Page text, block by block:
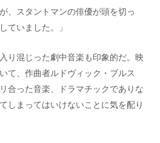
、スタントマンの俳優が頭を切っ
ていました。」
り混じった劇中音楽も印象的だ。映
て、作曲者ルドヴィック・ブルス
合った音楽、ドラマチックでありな
しまってはいけないことに気を配り